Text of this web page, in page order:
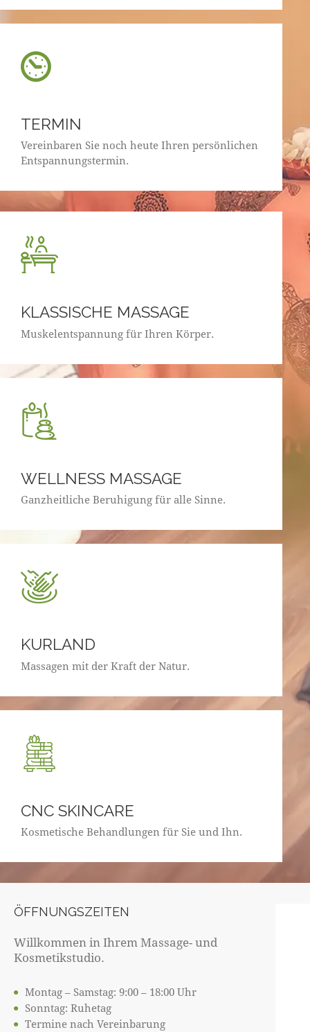
TERMIN
Vereinbaren Sie noch heute Ihren persönlichen
Entspannungstermin.
KLASSISCHE MASSAGE
Muskelentspannung für Ihren Körper.
WELLNESS MASSAGE
Ganzheitliche Beruhigung für alle Sinne.
KURLAND
Massagen mit der Kraft der Natur.
CNC SKINCARE
Kosmetische Behandlungen für Sie und Ihn.
ÖFFNUNGSZEITEN
Willkommen in Ihrem Massage- und
Kosmetikstudio.
Montag – Samstag: 9:00 – 18:00 Uhr
Sonntag: Ruhetag
Termine nach Vereinbarung